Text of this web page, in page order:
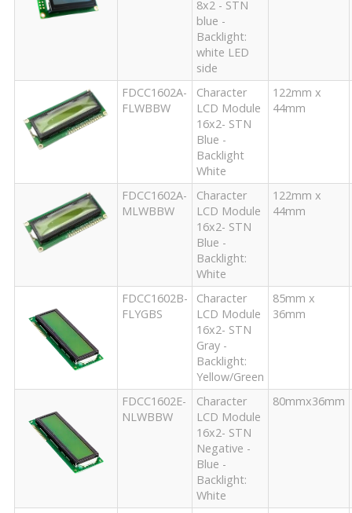
8x2 - STN
blue -
Backlight:
white LED
side
FDCC1602A-
FLWBBW
Character
LCD Module
16x2- STN
Blue -
Backlight
White
122mm x
44mm
FDCC1602A-
MLWBBW
Character
LCD Module
16x2- STN
Blue -
Backlight:
White
122mm x
44mm
FDCC1602B-
FLYGBS
Character
LCD Module
16x2- STN
Gray -
Backlight:
Yellow/Green
85mm x
36mm
FDCC1602E-
NLWBBW
Character
LCD Module
16x2- STN
Negative -
Blue -
Backlight:
White
80mmx36mm